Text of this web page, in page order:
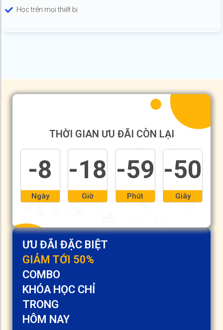
Học trên mọi thiết bị
ƯU ĐÃI ĐẶC BIỆT
GIẢM TỚI 50%
COMBO
KHÓA HỌC CHỈ
TRONG
HÔM NAY
THỜI GIAN ƯU ĐÃI CÒN LẠI
-8
Ngày
-18
Giờ
-59
Phút
-51
Giây